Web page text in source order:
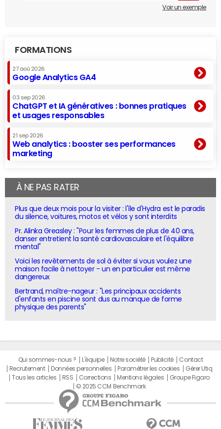
Voir un exemple
FORMATIONS
27 aoû 2026
Google Analytics GA4
03 sep 2026
ChatGPT et IA génératives : bonnes pratiques
et usages responsables
21 sep 2026
Web analytics : booster ses performances
marketing
À NE PAS RATER
Plus que deux mois pour la visiter : l'île d'Hydra est le paradis
du silence, voitures, motos et vélos y sont interdits
Pr. Alinka Greasley : "Pour les femmes de plus de 40 ans,
danser entretient la santé cardiovasculaire et l'équilibre
mental"
Voici les revêtements de sol à éviter si vous voulez une
maison facile à nettoyer - un en particulier est même
dangereux
Bertrand, maître-nageur : "Les principaux accidents
d'enfants en piscine sont dus au manque de forme
physique des parents"
Qui sommes-nous ? L'équipe Notre société Publicité
Contact
Recrutement
Données personnelles Paramétrer les cookies
Gérer Utiq
Tous les articles
RSS Corrections Mentions légales
Groupe Figaro
© 2025 CCM Benchmark